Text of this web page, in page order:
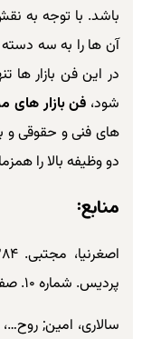
باشد. با توجه به
آن ها را به سه
در این فن بازار ها
شود، فن بازار های
های فنی و حقوقی و
دو وظیفه بالا را
منابع:
پردیس. شماره ۱۰. صفحه۵۲-۵۴.